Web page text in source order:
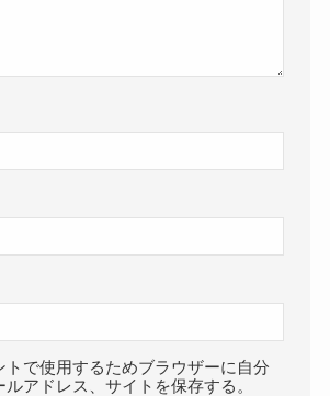
トで使用するためブラウザーに自分
アドレス、サイトを保存する。